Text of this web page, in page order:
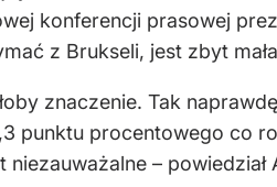
konferencji prasowej
z Brukseli, jest zbyt
znaczenie. Tak
punktu procentowego co
– powiedział